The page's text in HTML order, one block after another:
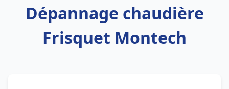
Dépannage chaudière
Frisquet Montech